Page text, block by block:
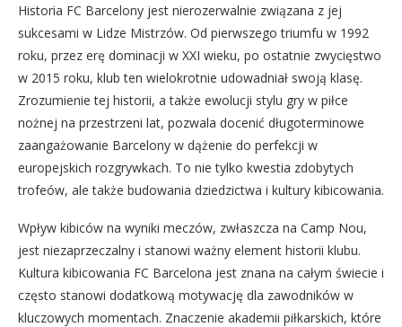
Historia FC Barcelony jest nierozerwalnie związana z jej
sukcesami w Lidze Mistrzów. Od pierwszego triumfu w 1992
roku, przez erę dominacji w XXI wieku, po ostatnie zwycięstwo
w 2015 roku, klub ten wielokrotnie udowadniał swoją klasę.
Zrozumienie tej historii, a także ewolucji stylu gry w piłce
nożnej na przestrzeni lat, pozwala docenić długoterminowe
zaangażowanie Barcelony w dążenie do perfekcji w
europejskich rozgrywkach. To nie tylko kwestia zdobytych
trofeów, ale także budowania dziedzictwa i kultury kibicowania.
Wpływ kibiców na wyniki meczów, zwłaszcza na Camp Nou,
jest niezaprzeczalny i stanowi ważny element historii klubu.
Kultura kibicowania FC Barcelona jest znana na całym świecie i
często stanowi dodatkową motywację dla zawodników w
kluczowych momentach. Znaczenie akademii piłkarskich, które